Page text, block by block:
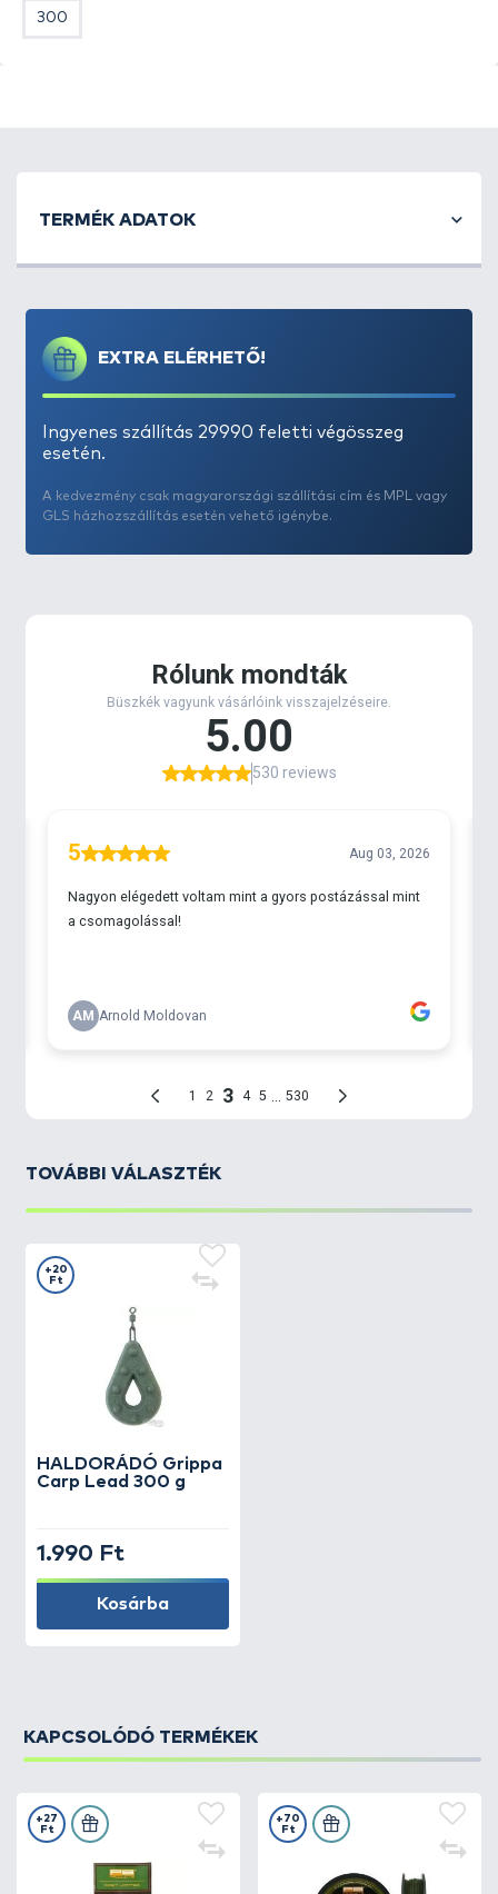
300
EXTRA ELÉRHETŐ!
Ingyenes szállítás 29990 feletti végösszeg
esetén.
A kedvezmény csak magyarországi szállítási cím és MPL vagy
GLS házhozszállítás esetén vehető igénybe.
TOVÁBBI VÁLASZTÉK
HALDORÁDÓ Grippa
Carp Lead 300 g
+20
Ft
1.990 Ft
Kosárba
TERMÉK ADATOK
KAPCSOLÓDÓ TERMÉKEK
+27
Ft
+70
Ft